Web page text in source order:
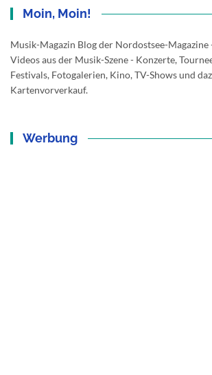
Moin, Moin!
Musik-Magazin Blog der Nordostsee-
Videos aus der Musik-Szene - Konzerte,
Festivals, Fotogalerien, Kino, TV-Shows und
Kartenvorverkauf.
Werbung